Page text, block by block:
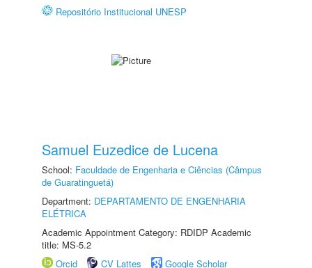
Repositório Institucional UNESP
Samuel Euzedice de Lucena
School: Faculdade de Engenharia e Ciências (Câmpus
de Guaratinguetá)
Department: DEPARTAMENTO DE ENGENHARIA
ELÉTRICA
Academic Appointment Category: RDIDP Academic
title: MS-5.2
Orcid
CV Lattes
Google Scholar